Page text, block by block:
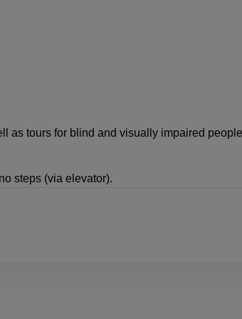
as tours for blind and visually impaired
steps (via elevator).